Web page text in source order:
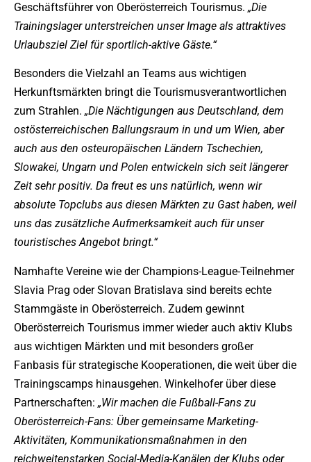
Geschäftsführer von Oberösterreich Tourismus. „Die
Trainingslager unterstreichen unser Image als attraktives
Urlaubsziel Ziel für sportlich-aktive Gäste.“
Besonders die Vielzahl an Teams aus wichtigen
Herkunftsmärkten bringt die Tourismusverantwortlichen
zum Strahlen. „Die Nächtigungen aus Deutschland, dem
ostösterreichischen Ballungsraum in und um Wien, aber
auch aus den osteuropäischen Ländern Tschechien,
Slowakei, Ungarn und Polen entwickeln sich seit längerer
Zeit sehr positiv. Da freut es uns natürlich, wenn wir
absolute Topclubs aus diesen Märkten zu Gast haben, weil
uns das zusätzliche Aufmerksamkeit auch für unser
touristisches Angebot bringt.“
Namhafte Vereine wie der Champions-League-Teilnehmer
Slavia Prag oder Slovan Bratislava sind bereits echte
Stammgäste in Oberösterreich. Zudem gewinnt
Oberösterreich Tourismus immer wieder auch aktiv Klubs
aus wichtigen Märkten und mit besonders großer
Fanbasis für strategische Kooperationen, die weit über die
Trainingscamps hinausgehen. Winkelhofer über diese
Partnerschaften: „Wir machen die Fußball-Fans zu
Oberösterreich-Fans: Über gemeinsame Marketing-
Aktivitäten, Kommunikationsmaßnahmen in den
reichweitenstarken Social-Media-Kanälen der Klubs oder